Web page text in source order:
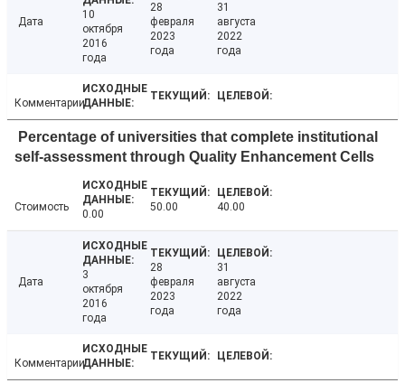
Дата
10
октября
2016
года
28
февраля
2023
года
31
августа
2022
года
Комментарии
Percentage of universities that complete institutional
self-assessment through Quality Enhancement Cells
Стоимость
0.00
50.00 40.00
Дата
3
октября
2016
года
28
февраля
2023
года
31
августа
2022
года
Комментарии